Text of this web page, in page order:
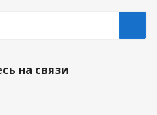
на связи